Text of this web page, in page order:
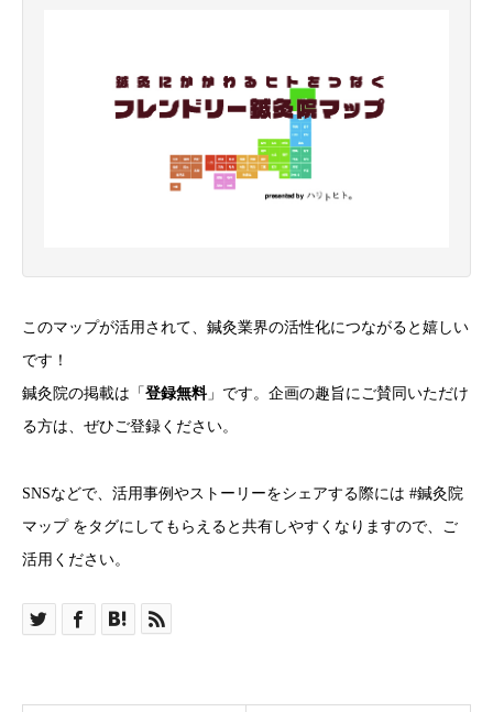
このマップが活用されて、鍼灸業界の活性化につながると嬉しい
です！
鍼灸院の掲載は「 登録無料」です。企画の趣旨にご賛同いただけ
る方は、ぜひご登録ください。
SNSなどで、活用事例やストーリーをシェアする際には #鍼灸院
マップ をタグにしてもらえると共有しやすくなりますので、ご
活用ください。